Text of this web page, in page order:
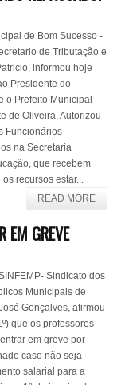
de Bom Sucesso -
de Tributação e
informou hoje
Presidente do
o Prefeito Municipal
de Oliveira, Autorizou
Funcionários
na Secretaria
que recebem
recursos estar...
READ MORE
EM GREVE
Sindicato dos
Municipais de
Gonçalves, afirmou
que os professores
em greve por
caso não seja
salarial para a